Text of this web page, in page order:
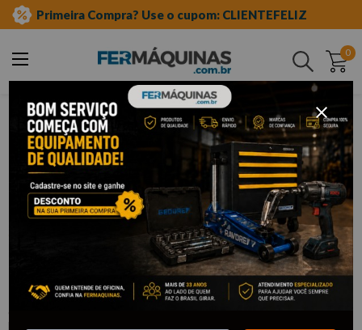
Primeira Compra? Use o cupom: CLIENTEFELIZ
0
Buscar
ferramentas manuais chave combinada
Chave Combinada Plana 1" - KING
TONY